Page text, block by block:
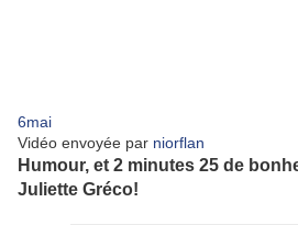
6mai
Vidéo envoyée par niorflan
Humour, et 2 minutes 25 de
Juliette Gréco!